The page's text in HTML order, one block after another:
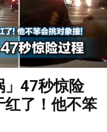
」47秒惊险
红了！他不笨